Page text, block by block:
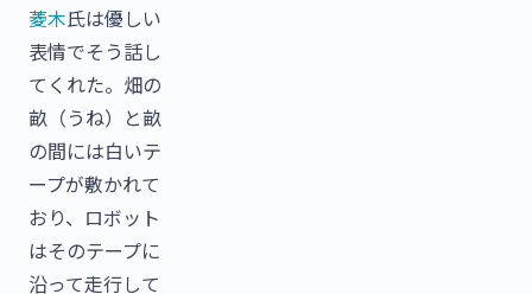
菱木氏は優しい
表情でそう話し
てくれた。畑の
畝（うね）と畝
の間には白いテ
ープが敷かれて
おり、ロボット
はそのテープに
沿って走行して